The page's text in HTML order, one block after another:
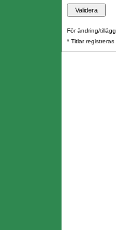
För ändring/
* Titlar